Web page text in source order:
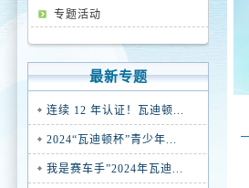
专题活动
最新专题
连续 12 年认证！瓦迪顿...
2024“瓦迪顿杯”青少年...
我是赛车手”2024年瓦迪...